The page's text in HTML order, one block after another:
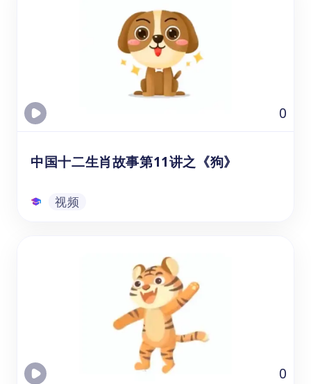
通过观看的生肖鼠视频课资源，可以帮助年龄
在3-8岁的幼儿园、学前班和1-3年级的学生，
在学习中文和文化教育时提升他们的听力、词
汇量和理解能力。通过观看视频，学生学习十
二生肖的由来和动物组成，老鼠参选十二生肖
0
中国十二生肖故事第11讲之《狗》
视频
【中国文化之十二生肖-狗的故事】这个在线
视频课程资源，3到6岁（幼儿园、学前班、
一年级）的孩子或学生可以跟着悟空中文的老
师一起了解关于生肖狗的中国童话故事，并通
过互动、讨论等方式培养激发他们学习中文的
兴趣,还可以锻炼中文听力和尝试用中文跟
读、转述故事等方式来练习中文口语表达。
0